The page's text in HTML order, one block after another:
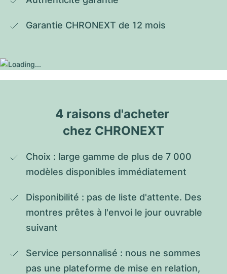
Garantie CHRONEXT de 12 mois
4 raisons d'acheter
chez CHRONEXT
Choix : large gamme de plus de 7 000
modèles disponibles immédiatement
Disponibilité : pas de liste d'attente. Des
montres prêtes à l'envoi le jour ouvrable
suivant
Service personnalisé : nous ne sommes
pas une plateforme de mise en relation,